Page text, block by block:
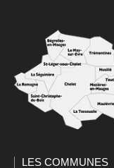
LES COMMUNES